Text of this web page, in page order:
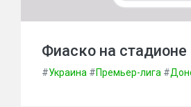
Фиаско на стадионе
#Украина #Премьер-лига #